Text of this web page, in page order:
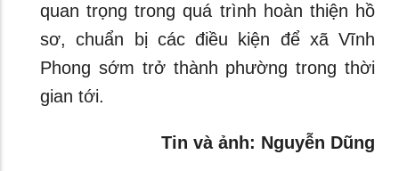
quan trọng trong quá trình hoàn thiện hồ
sơ, chuẩn bị các điều kiện để xã Vĩnh
Phong sớm trở thành phường trong thời
gian tới.
Tin và ảnh: Nguyễn Dũng